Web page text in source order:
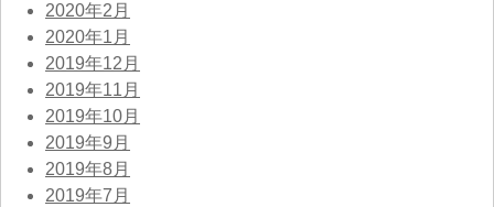
2020年2月
2020年1月
2019年12月
2019年11月
2019年10月
2019年9月
2019年8月
2019年7月